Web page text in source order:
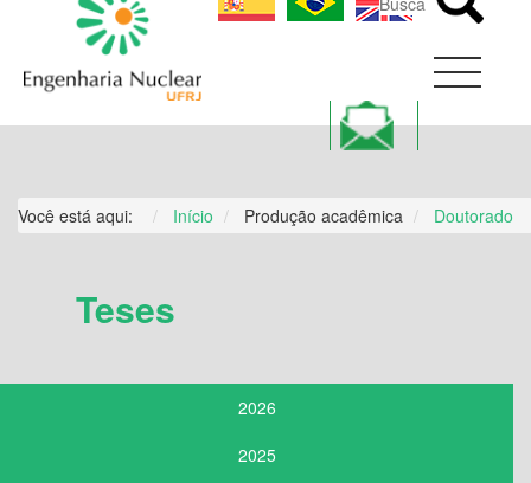
CONTEÚDO
Você está aqui: Início Produção acadêmica Doutorado
Teses
2026
2025